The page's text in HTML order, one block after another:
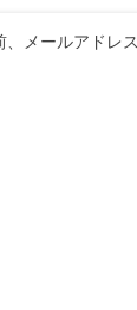
メールアドレ